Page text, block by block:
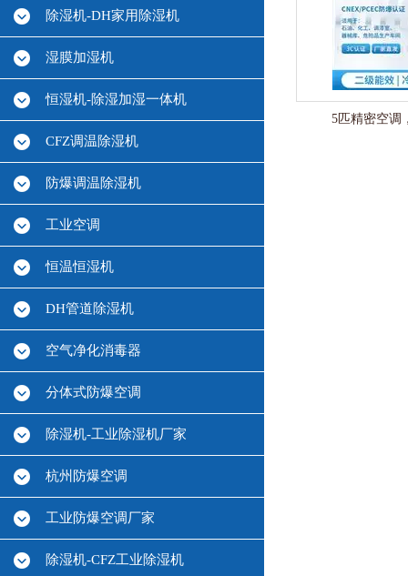
除湿机-DH家用除湿机
湿膜加湿机
恒湿机-除湿加湿一体机
CFZ调温除湿机
防爆调温除湿机
工业空调
恒温恒湿机
DH管道除湿机
空气净化消毒器
分体式防爆空调
除湿机-工业除湿机厂家
杭州防爆空调
工业防爆空调厂家
除湿机-CFZ工业除湿机
5匹精密空调